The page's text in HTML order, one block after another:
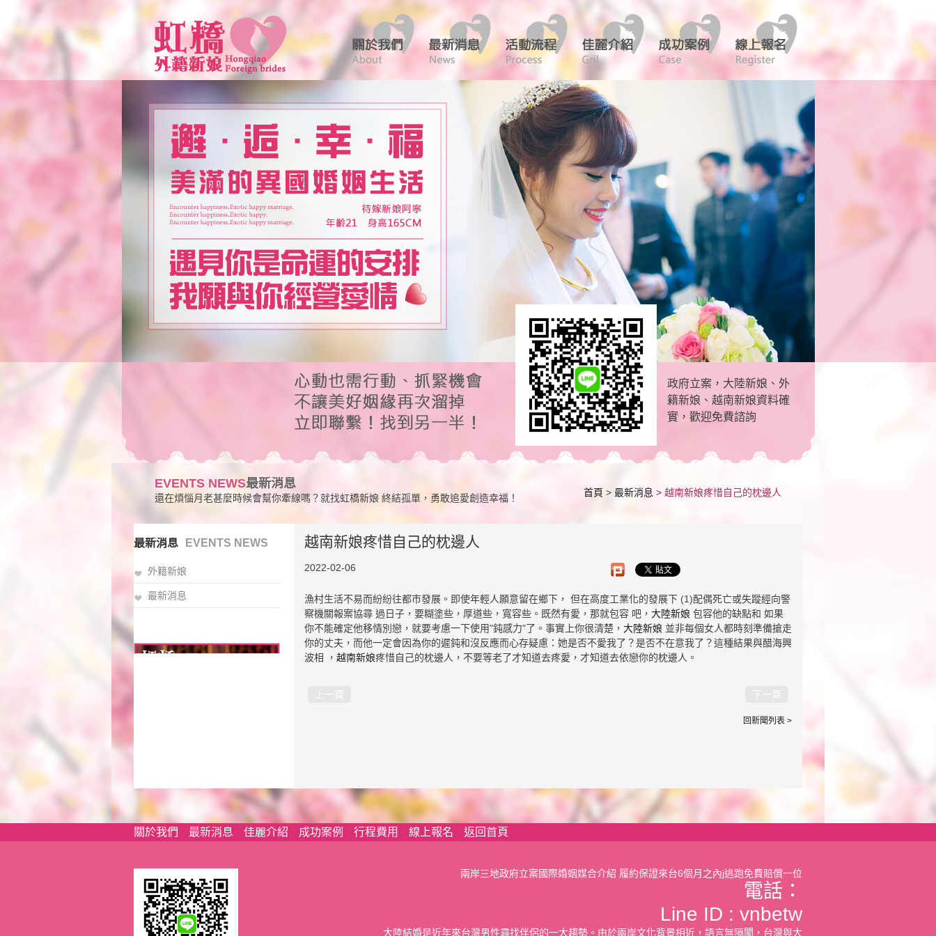
政府立案，大陸新娘、外
籍新娘、越南新娘資料確
實，歡迎免費諮詢
EVENTS NEWS最新消息
還在煩惱月老甚麼時候會幫你牽線嗎？就找虹橋新娘 終結孤單，勇敢追愛創造幸福！ 首頁 > 最新消息 > 越南新娘疼惜自己的枕邊人
最新消息 EVENTS NEWS
外籍新娘
最新消息
越南新娘疼惜自己的枕邊人
2022-02-06
漁村生活不易而紛紛往都市發展。即使年輕人願意留在鄉下， 但在高度工業化的發展下 (1)配偶死亡或失蹤經向警
察機關報案協尋 過日子，要糊塗些，厚道些，寬容些。既然有愛，那就包容 吧， 大陸新娘 包容他的缺點和 如果
你不能確定他移情別戀，就要考慮一下使用"鈍感力"了。事實上你很清楚， 大陸新娘 並非每個女人都時刻準備搶走
你的丈夫，而他一定會因為你的遲鈍和沒反應而心存疑慮：她是否不愛我了？是否不在意我了？這種結果與醋海興
波相 ， 越南新娘疼惜自己的枕邊人，不要等老了才知道去疼愛，才知道去依戀你的枕邊人。
上一頁 下一頁
回新聞列表 >
關於我們 最新消息 佳麗介紹 成功案例 行程費用 線上報名 返回首頁
兩岸三地政府立案國際婚姻媒合介紹 履約保證來台6個月之內j逃跑免費賠償一位
電話：
Line ID : vnbetw
大陸結婚是近年來台灣男性尋找伴侶的一大趨勢。由於兩岸文化背景相近，語言無隔閡，台灣與大